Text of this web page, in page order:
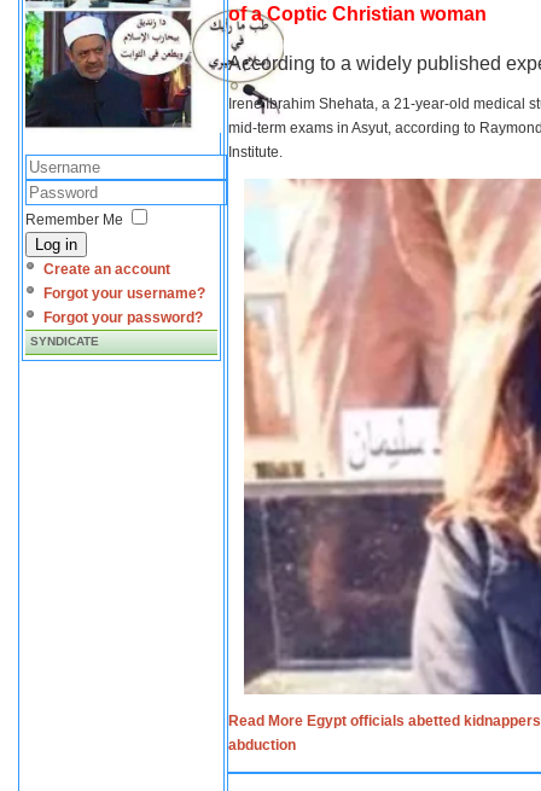
Remember Me
Log in
Create an account
Forgot your username?
Forgot your password?
SYNDICATE
of a Coptic Christian woman
According to a widely published
Irene Ibrahim Shehata, a 21-year-old medical
mid-term exams in Asyut, according to
Institute.
Read More Egypt officials abetted
abduction